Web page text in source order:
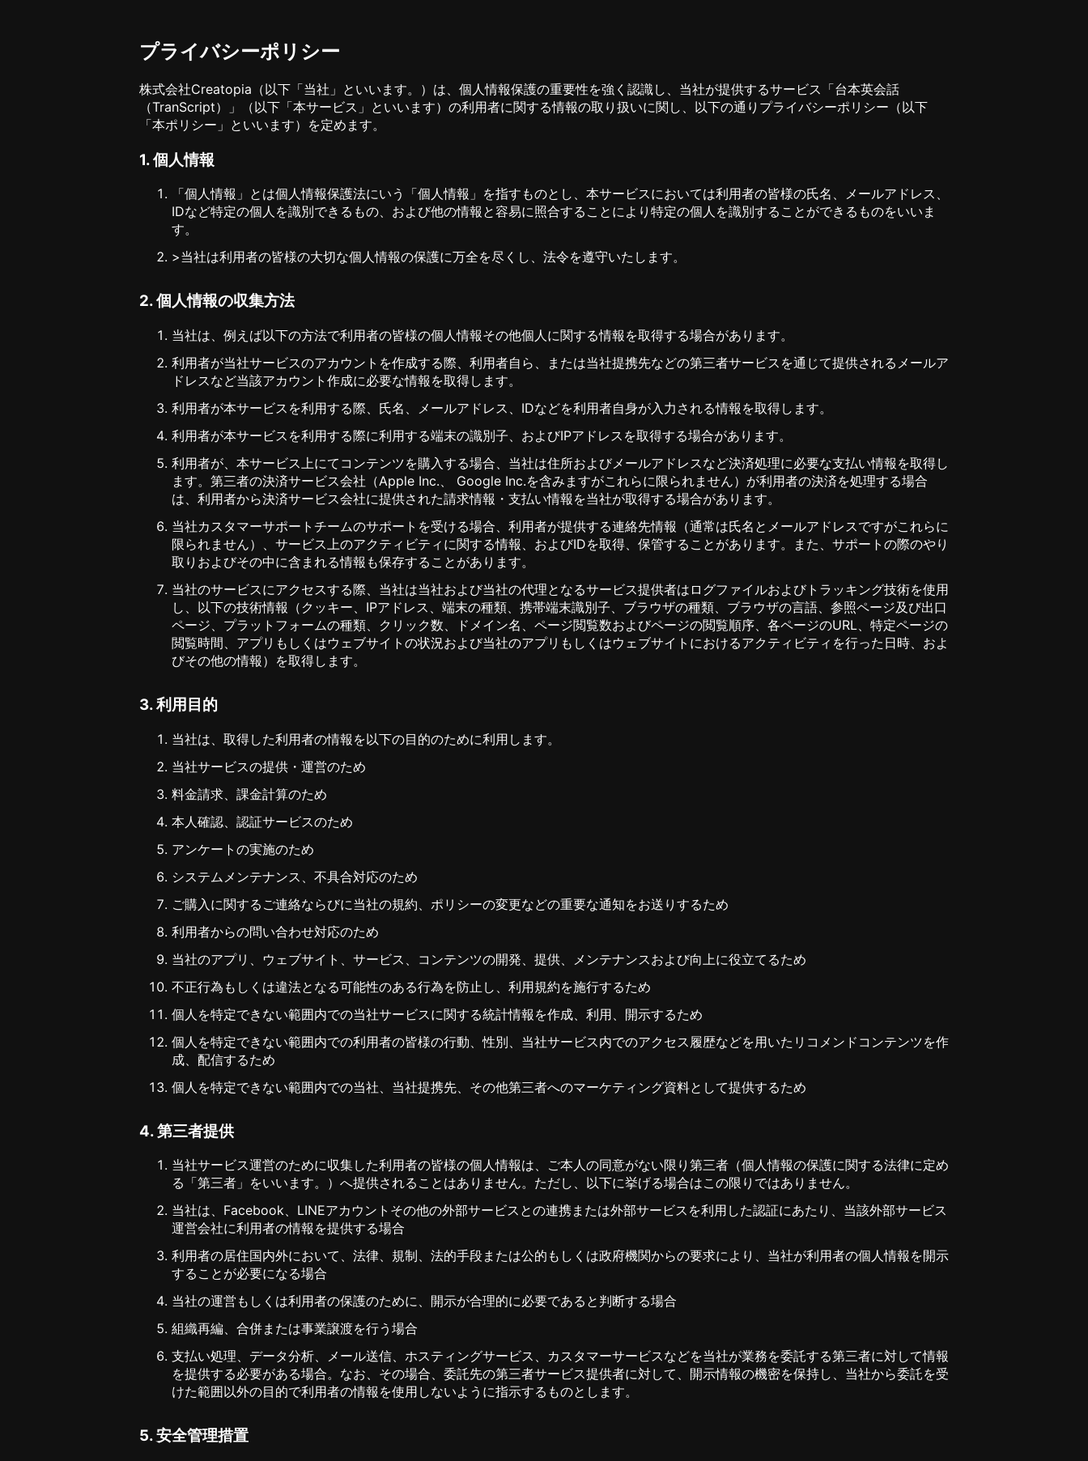
プライバシーポリシー
株式会社Creatopia（以下「当社」といいます。）は、個人情報保護の重要性を強く認識し、当社が提供するサービス「台本英会話
（TranScript）」（以下「本サービス」といいます）の利用者に関する情報の取り扱いに関し、以下の通りプライバシーポリシー（以下
「本ポリシー」といいます）を定めます。
1. 個人情報
「個人情報」とは個人情報保護法にいう「個人情報」を指すものとし、本サービスにおいては利用者の皆様の氏名、メールアドレス、
IDなど特定の個人を識別できるもの、および他の情報と容易に照合することにより特定の個人を識別することができるものをいいま
す。
>当社は利用者の皆様の大切な個人情報の保護に万全を尽くし、法令を遵守いたします。
2. 個人情報の収集方法
当社は、例えば以下の方法で利用者の皆様の個人情報その他個人に関する情報を取得する場合があります。
利用者が当社サービスのアカウントを作成する際、利用者自ら、または当社提携先などの第三者サービスを通じて提供されるメールア
ドレスなど当該アカウント作成に必要な情報を取得します。
利用者が本サービスを利用する際、氏名、メールアドレス、IDなどを利用者自身が入力される情報を取得します。
利用者が本サービスを利用する際に利用する端末の識別子、およびIPアドレスを取得する場合があります。
利用者が、本サービス上にてコンテンツを購入する場合、当社は住所およびメールアドレスなど決済処理に必要な支払い情報を取得し
ます。第三者の決済サービス会社（Apple Inc.、 Google Inc.を含みますがこれらに限られません）が利用者の決済を処理する場合
は、利用者から決済サービス会社に提供された請求情報・支払い情報を当社が取得する場合があります。
当社カスタマーサポートチームのサポートを受ける場合、利用者が提供する連絡先情報（通常は氏名とメールアドレスですがこれらに
限られません）、サービス上のアクティビティに関する情報、およびIDを取得、保管することがあります。また、サポートの際のやり
取りおよびその中に含まれる情報も保存することがあります。
当社のサービスにアクセスする際、当社は当社および当社の代理となるサービス提供者はログファイルおよびトラッキング技術を使用
し、以下の技術情報（クッキー、IPアドレス、端末の種類、携帯端末識別子、ブラウザの種類、ブラウザの言語、参照ページ及び出口
ページ、プラットフォームの種類、クリック数、ドメイン名、ページ閲覧数およびページの閲覧順序、各ページのURL、特定ページの
閲覧時間、アプリもしくはウェブサイトの状況および当社のアプリもしくはウェブサイトにおけるアクティビティを行った日時、およ
びその他の情報）を取得します。
3. 利用目的
当社は、取得した利用者の情報を以下の目的のために利用します。
当社サービスの提供・運営のため
料金請求、課金計算のため
本人確認、認証サービスのため
アンケートの実施のため
システムメンテナンス、不具合対応のため
ご購入に関するご連絡ならびに当社の規約、ポリシーの変更などの重要な通知をお送りするため
利用者からの問い合わせ対応のため
当社のアプリ、ウェブサイト、サービス、コンテンツの開発、提供、メンテナンスおよび向上に役立てるため
不正行為もしくは違法となる可能性のある行為を防止し、利用規約を施行するため
個人を特定できない範囲内での当社サービスに関する統計情報を作成、利用、開示するため
個人を特定できない範囲内での利用者の皆様の行動、性別、当社サービス内でのアクセス履歴などを用いたリコメンドコンテンツを作
成、配信するため
個人を特定できない範囲内での当社、当社提携先、その他第三者へのマーケティング資料として提供するため
4. 第三者提供
当社サービス運営のために収集した利用者の皆様の個人情報は、ご本人の同意がない限り第三者（個人情報の保護に関する法律に定め
る「第三者」をいいます。）へ提供されることはありません。ただし、以下に挙げる場合はこの限りではありません。
当社は、Facebook、LINEアカウントその他の外部サービスとの連携または外部サービスを利用した認証にあたり、当該外部サービス
運営会社に利用者の情報を提供する場合
利用者の居住国内外において、法律、規制、法的手段または公的もしくは政府機関からの要求により、当社が利用者の個人情報を開示
することが必要になる場合
当社の運営もしくは利用者の保護のために、開示が合理的に必要であると判断する場合
組織再編、合併または事業譲渡を行う場合
支払い処理、データ分析、メール送信、ホスティングサービス、カスタマーサービスなどを当社が業務を委託する第三者に対して情報
を提供する必要がある場合。なお、その場合、委託先の第三者サービス提供者に対して、開示情報の機密を保持し、当社から委託を受
けた範囲以外の目的で利用者の情報を使用しないように指示するものとします。
5. 安全管理措置